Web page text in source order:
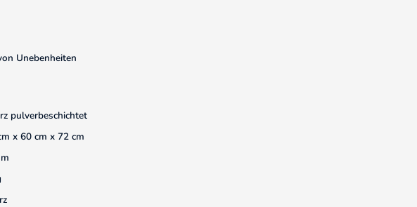
Unebenheiten
pulverbeschichtet
x 60 cm x 72 cm